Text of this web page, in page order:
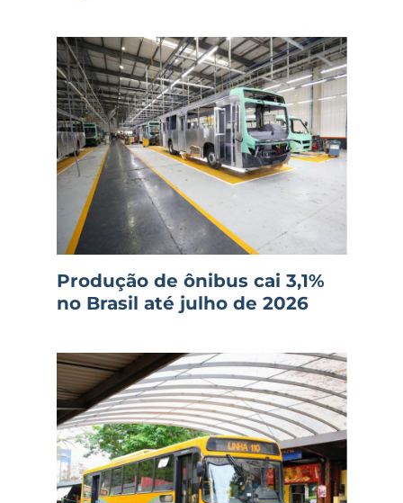
Produção de ônibus cai 3,1%
no Brasil até julho de 2026